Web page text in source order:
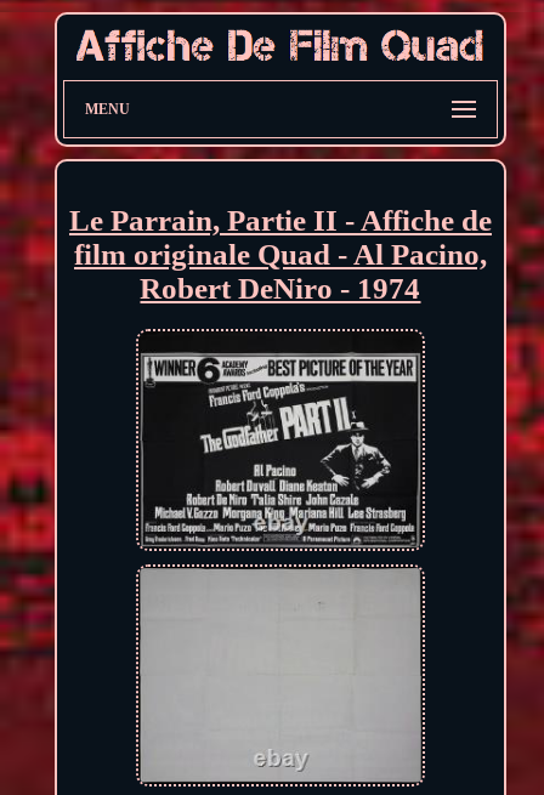
MENU
Le Parrain, Partie II - Affiche de
film originale Quad - Al Pacino,
Robert DeNiro - 1974